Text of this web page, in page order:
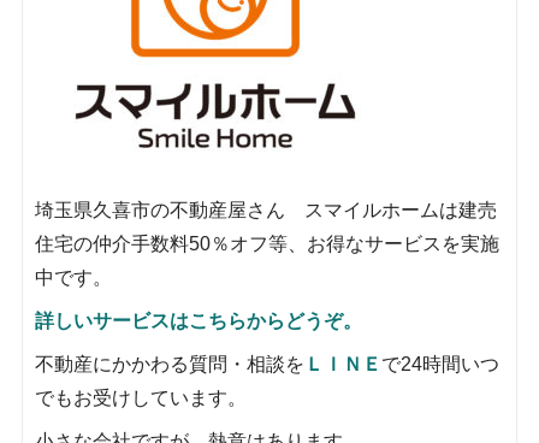
埼玉県久喜市の不動産屋さん スマイルホームは建売
住宅の仲介手数料50％オフ等、お得なサービスを実施
中です。
詳しいサービスはこちらからどうぞ。
不動産にかかわる質問・相談を ＬＩＮＥ で24時間いつ
でもお受けしています。